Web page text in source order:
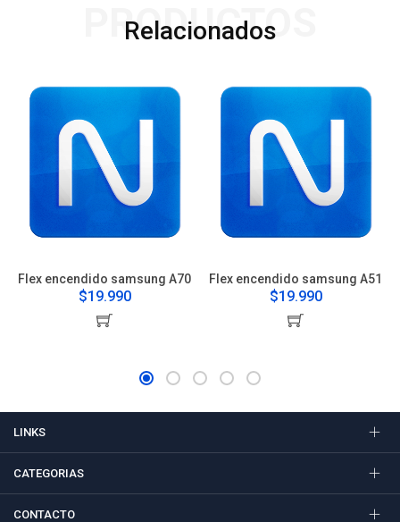
Relacionados
PRODUCTOS
Flex encendido samsung A70
$19.990
Flex encendido samsung A51
$19.990
LINKS
CATEGORIAS
CONTACTO